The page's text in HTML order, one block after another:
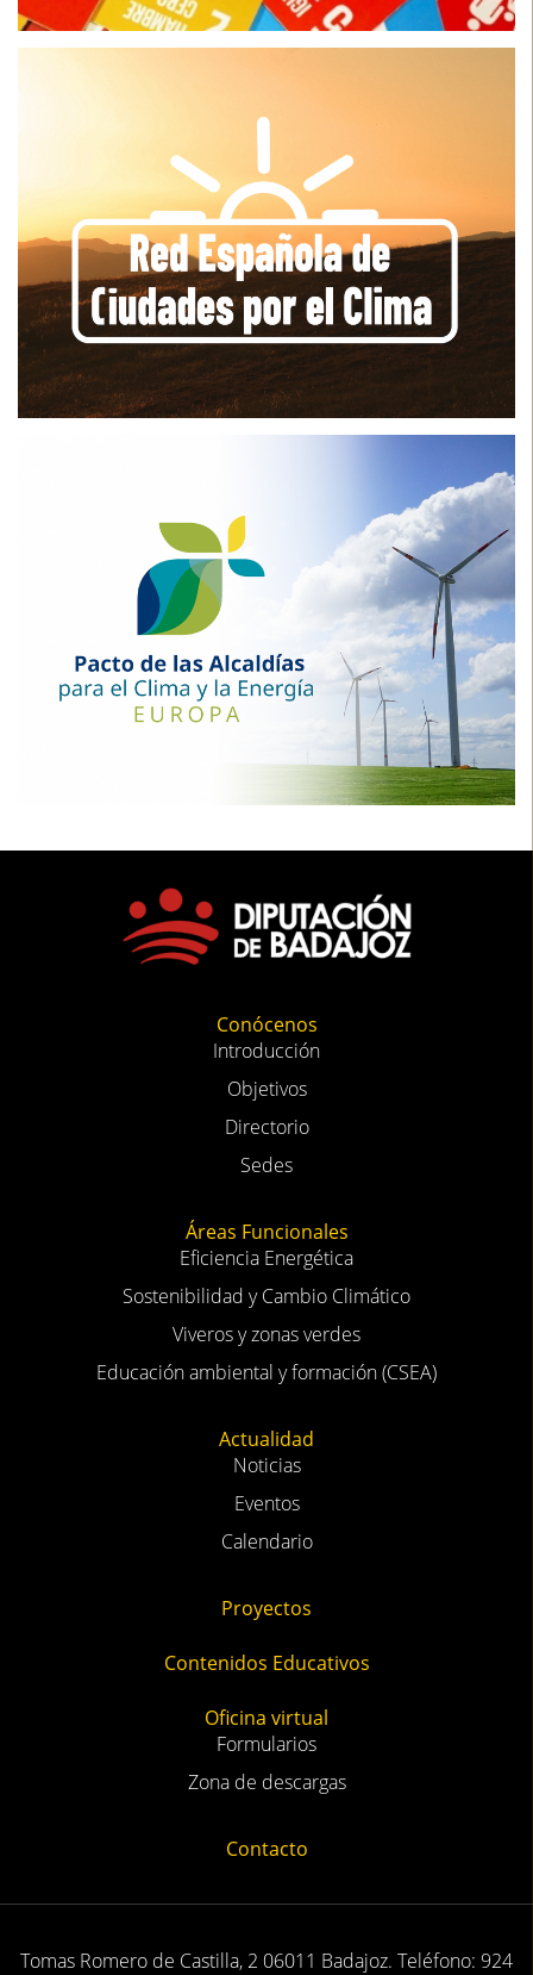
Conócenos
Introducción
Objetivos
Directorio
Sedes
Áreas Funcionales
Eficiencia Energética
Sostenibilidad y Cambio Climático
Viveros y zonas verdes
Educación ambiental y formación (CSEA)
Actualidad
Noticias
Eventos
Calendario
Proyectos
Contenidos Educativos
Oficina virtual
Formularios
Zona de descargas
Contacto
Tomas Romero de Castilla, 2 06011 Badajoz. Teléfono: 924